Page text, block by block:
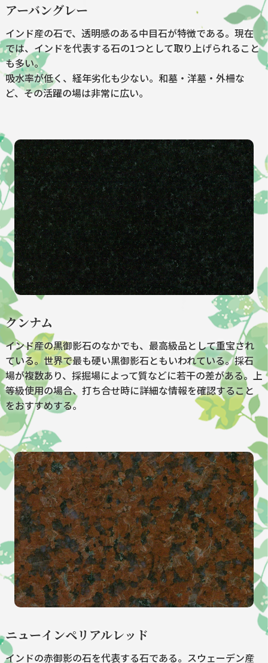
アーバングレー
インド産の石で、透明感のある中目石が特徴である。現在
では、インドを代表する石の1つとして取り上げられること
も多い。
吸水率が低く、経年劣化も少ない。和墓・洋墓・外柵な
ど、その活躍の場は非常に広い。
クンナム
インド産の黒御影石のなかでも、最高級品として重宝され
ている。世界で最も硬い黒御影石ともいわれている。採石
場が複数あり、採掘場によって質などに若干の差がある。上
等級使用の場合、打ち合せ時に詳細な情報を確認すること
をおすすめする。
ニューインペリアルレッド
インドの赤御影の石を代表する石である。スウェーデン産